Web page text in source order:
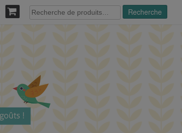
Recherche
pour :
Recherche